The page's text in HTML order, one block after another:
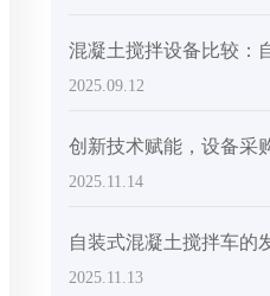
2025.09.12
2025.11.14
2025.11.13